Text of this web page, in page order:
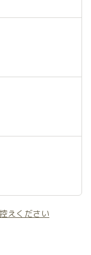
えください